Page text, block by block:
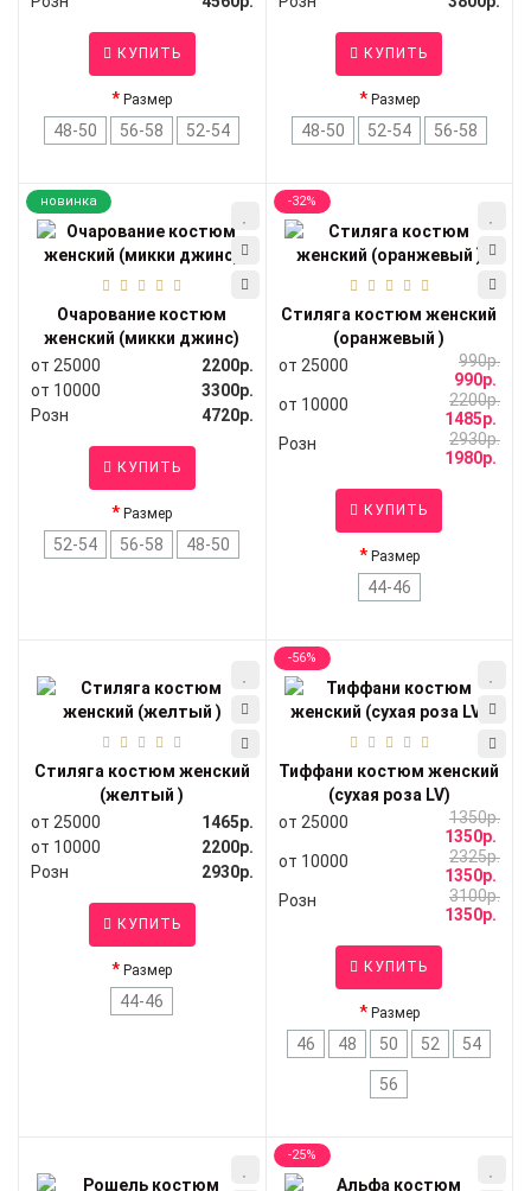
КУПИТЬ
Размер
48-50 56-58 52-54
КУПИТЬ
Размер
48-50 52-54 56-58
новинка
Очарование костюм
женский (микки джинс)
от 25000
2200р.
от 10000
3300р.
Розн
4720р.
КУПИТЬ
Размер
52-54 56-58 48-50
-32%
Стиляга костюм женский
(оранжевый )
от 25000
990р.
990р.
от 10000
2200р.
1485р.
Розн
2930р.
1980р.
КУПИТЬ
Размер
44-46
Стиляга костюм женский
(желтый )
от 25000
1465р.
от 10000
2200р.
Розн
2930р.
КУПИТЬ
Размер
44-46
-56%
Тиффани костюм женский
(сухая роза LV)
от 25000
1350р.
1350р.
от 10000
2325р.
1350р.
Розн
3100р.
1350р.
КУПИТЬ
Размер
46 48 50 52 54
56
-25%